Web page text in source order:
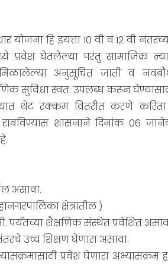
योजना हि इयत्ता 10 वी व 12 वी
प्रवेश घेतलेल्या परंतु सामाजिक
अनुसूचित जाती व
सुविधा स्वत: उपलब्ध करून
थेट रक्कम वितरीत करणे करिता
शासनाने दिनांक 06
असावा.
क्षेत्रातील )
पर्यंतच्या शैक्षणिक संस्थेत प्रवेशित
उच्च शिक्षण घेणारा असावा.
प्रवेश घेणारा अभ्यासक्रम हा